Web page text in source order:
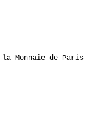
Monnaie de Paris